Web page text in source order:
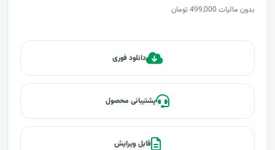
بدون مالیات 499,000 تومان
دانلود فوری
پشتیبانی محصول
قابل ویرایش